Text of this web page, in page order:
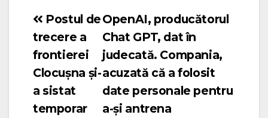
Navigare
în
articole
OpenAI, producătorul
Chat GPT, dat în
judecată. Compania,
acuzată că a folosit
date personale pentru
a-şi antrena
Postul de
trecere a
frontierei
Clocușna și-
a sistat
temporar